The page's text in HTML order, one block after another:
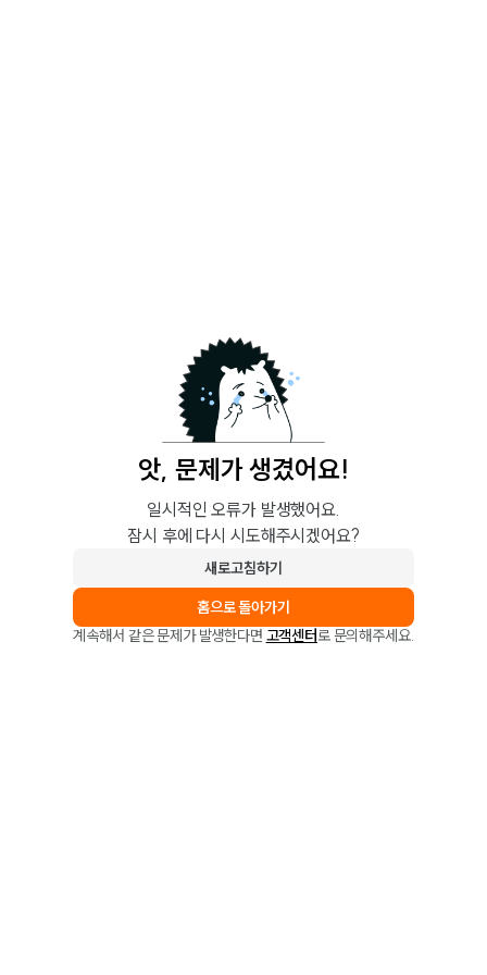
앗, 문제가 생겼어요!
일시적인 오류가 발생했어요.
잠시 후에 다시 시도해주시겠어요?
새로고침하기
홈으로 돌아가기
계속해서 같은 문제가 발생한다면 고객센터로 문의해주세요.